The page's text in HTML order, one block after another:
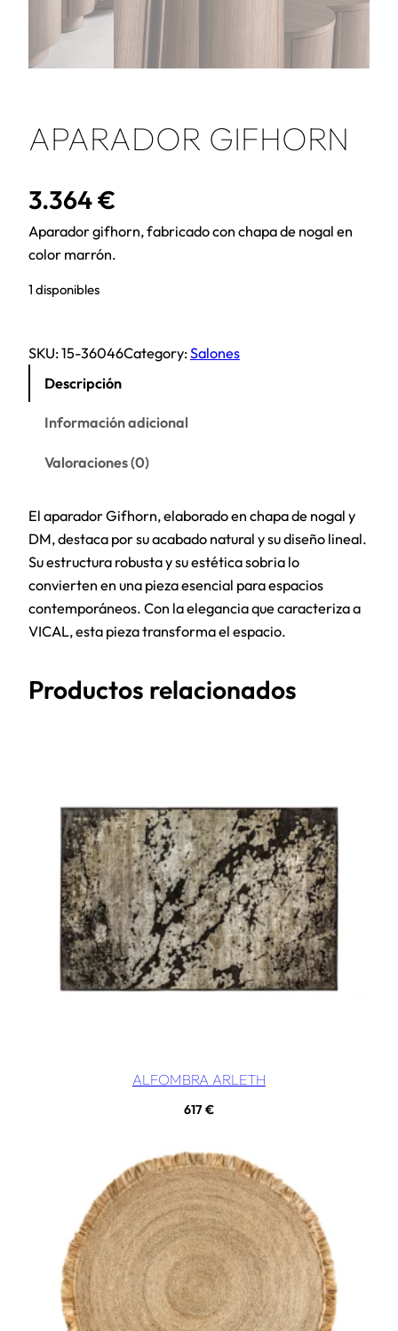
APARADOR GIFHORN
3.364€
Aparador gifhorn, fabricado con chapa de nogal en
color marrón.
1 disponibles
SKU:15-36046Category:Salones
Descripción
Información adicional
Valoraciones (0)
El aparador Gifhorn, elaborado en chapa de nogal y
DM, destaca por su acabado natural y su diseño lineal.
Su estructura robusta y su estética sobria lo
convierten en una pieza esencial para espacios
contemporáneos. Con la elegancia que caracteriza a
VICAL, esta pieza transforma el espacio.
Productos relacionados
ALFOMBRA ARLETH
617€